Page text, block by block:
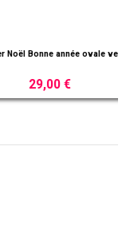
Bonne année ovale vert
29,00 €